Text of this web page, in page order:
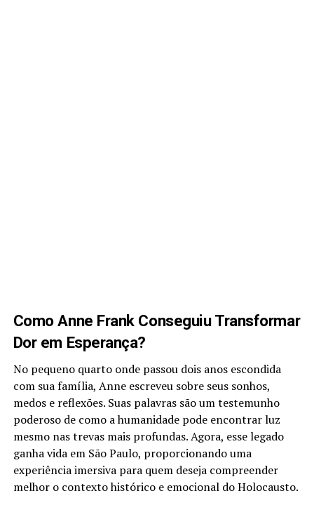
Como Anne Frank Conseguiu Transformar
Dor em Esperança?
No pequeno quarto onde passou dois anos escondida
com sua família, Anne escreveu sobre seus sonhos,
medos e reflexões. Suas palavras são um testemunho
poderoso de como a humanidade pode encontrar luz
mesmo nas trevas mais profundas. Agora, esse legado
ganha vida em São Paulo, proporcionando uma
experiência imersiva para quem deseja compreender
melhor o contexto histórico e emocional do Holocausto.